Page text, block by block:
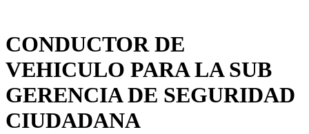
CONDUCTOR DE
VEHICULO PARA LA SUB
GERENCIA DE SEGURIDAD
CIUDADANA